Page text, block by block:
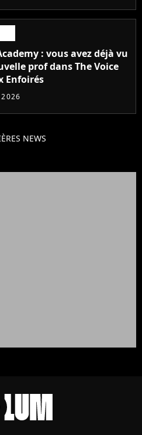
: vous avez déjà vu
prof dans The Voice
Enfoirés
NEWS